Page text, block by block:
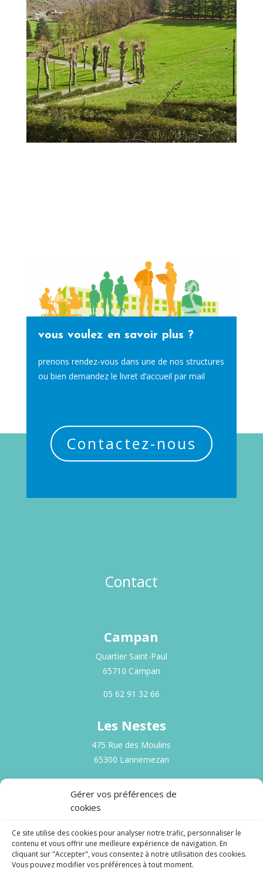
Gérer vos préférences de
cookies
Ce site utilise des cookies pour analyser notre trafic, personnaliser le
contenu et vous offrir une meilleure expérience de navigation. En
cliquant sur "Accepter", vous consentez à notre utilisation des cookies.
Vous pouvez modifier vos préférences à tout moment.
vous voulez en savoir plus ?
prenons rendez-vous dans une de nos structures
ou bien demandez le livret d’accueil par mail
Contactez-nous
Contact
Campan
Quartier Saint-Paul
65710 Campan
‭05 62 91 32 66‬
Les Nestes
475 Rue des Moulins
65300 Lannemezan
‭05 62 50 09 90‬
5 Rue de la Sède,
65000 Tarbes
‭05 62 93 05 53‬